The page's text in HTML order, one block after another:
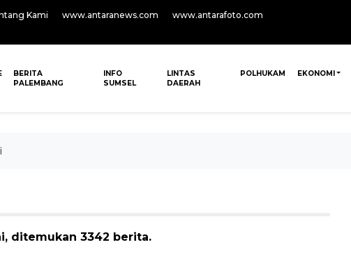
Kami www.antaranews.com
www.antarafoto.com
BERITA
PALEMBANG
INFO
SUMSEL
LINTAS
DAERAH
POLHUKAM EKONOMI
ditemukan 3342 berita.